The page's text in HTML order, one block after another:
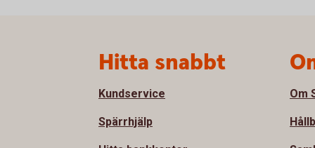
Hitta snabbt
Kundservice
Spärrhjälp
Om